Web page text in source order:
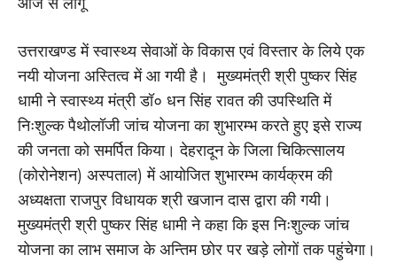
उत्तराखण्ड में स्वास्थ्य सेवाओं के विकास एवं विस्तार के लिये एक
नयी योजना अस्तित्व में आ गयी है। मुख्यमंत्री श्री पुष्कर सिंह
धामी ने स्वास्थ्य मंत्री डॉ० धन सिंह रावत की उपस्थिति में
निःशुल्क पैथोलॉजी जांच योजना का शुभारम्भ करते हुए इसे राज्य
की जनता को समर्पित किया। देहरादून के जिला चिकित्सालय
(कोरोनेशन) अस्पताल) में आयोजित शुभारम्भ कार्यक्रम की
अध्यक्षता राजपुर विधायक श्री खजान दास द्वारा की गयी।
मुख्यमंत्री श्री पुष्कर सिंह धामी ने कहा कि इस निःशुल्क जांच
योजना का लाभ समाज के अन्तिम छोर पर खड़े लोगों तक पहुंचेगा।